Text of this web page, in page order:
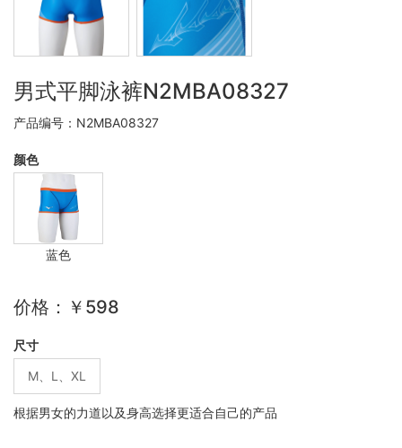
男式平脚泳裤N2MBA08327
产品编号：N2MBA08327
颜色
蓝色
价格：￥598
尺寸
M、L、XL
根据男女的力道以及身高选择更适合自己的产品